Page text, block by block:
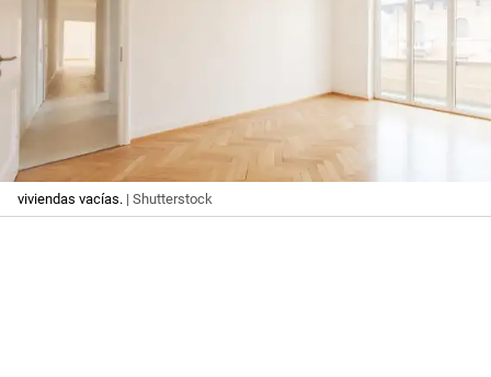
viviendas vacías. | Shutterstock